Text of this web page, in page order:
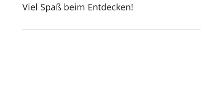
Viel Spaß beim Entdecken!